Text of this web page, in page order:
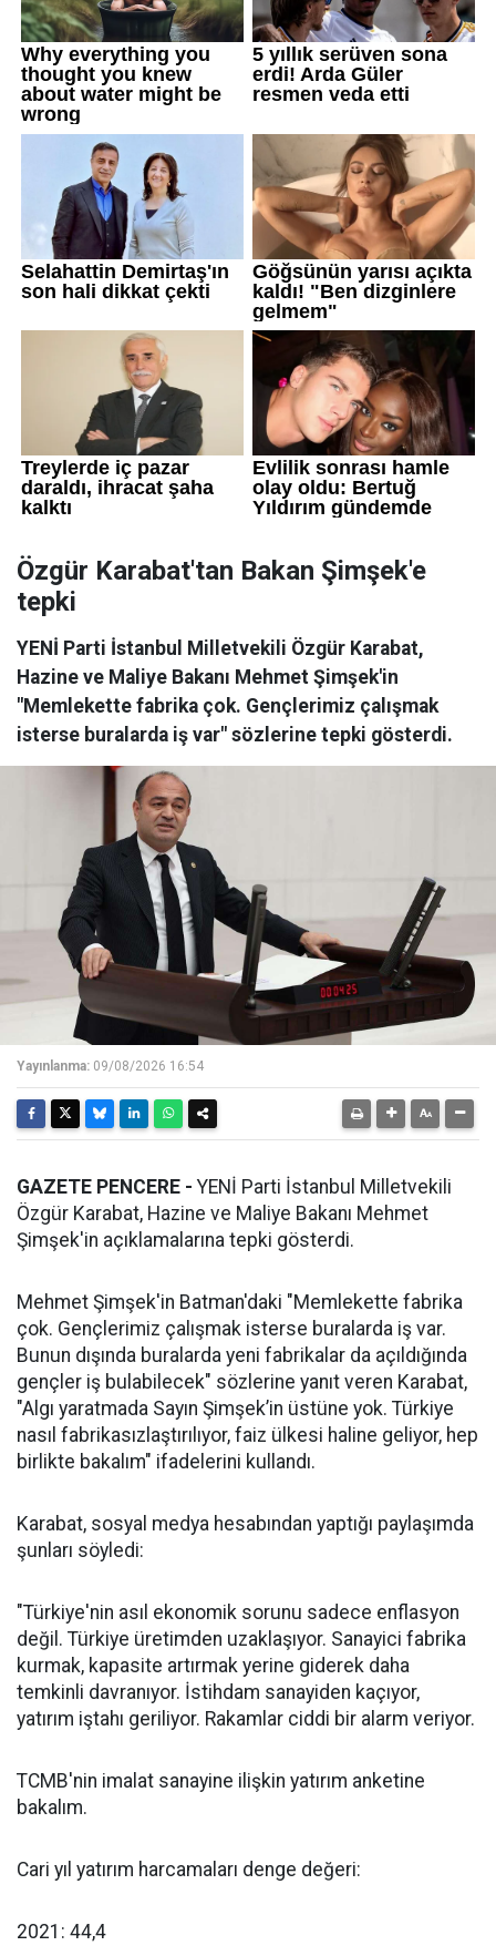
Özgür Karabat'tan Bakan Şimşek'e
tepki
YENİ Parti İstanbul Milletvekili Özgür Karabat,
Hazine ve Maliye Bakanı Mehmet Şimşek'in
"Memlekette fabrika çok. Gençlerimiz çalışmak
isterse buralarda iş var" sözlerine tepki gösterdi.
Yayınlanma: 09/08/2026 16:54
GAZETE PENCERE - YENİ Parti İstanbul Milletvekili
Özgür Karabat, Hazine ve Maliye Bakanı Mehmet
Şimşek'in açıklamalarına tepki gösterdi.
Mehmet Şimşek'in Batman'daki "Memlekette fabrika
çok. Gençlerimiz çalışmak isterse buralarda iş var.
Bunun dışında buralarda yeni fabrikalar da açıldığında
gençler iş bulabilecek" sözlerine yanıt veren Karabat,
"Algı yaratmada Sayın Şimşek’in üstüne yok. Türkiye
nasıl fabrikasızlaştırılıyor, faiz ülkesi haline geliyor, hep
birlikte bakalım" ifadelerini kullandı.
Karabat, sosyal medya hesabından yaptığı paylaşımda
şunları söyledi:
"Türkiye'nin asıl ekonomik sorunu sadece enflasyon
değil. Türkiye üretimden uzaklaşıyor. Sanayici fabrika
kurmak, kapasite artırmak yerine giderek daha
temkinli davranıyor. İstihdam sanayiden kaçıyor,
yatırım iştahı geriliyor. Rakamlar ciddi bir alarm veriyor.
TCMB'nin imalat sanayine ilişkin yatırım anketine
bakalım.
Cari yıl yatırım harcamaları denge değeri:
2021: 44,4